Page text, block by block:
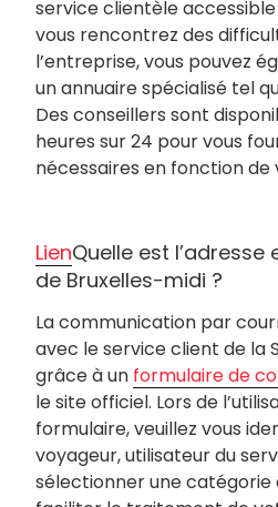
service clientèle
vous rencontrez des
l’entreprise, vous pouvez
un annuaire spécialisé tel
Des conseillers sont
heures sur 24 pour vous
nécessaires en fonction de
LienQuelle est
de Bruxelles-midi ?
La communication par
avec le service client de la
grâce à un formulaire de
le site officiel. Lors de
formulaire, veuillez vous
voyageur, utilisateur du
sélectionner une